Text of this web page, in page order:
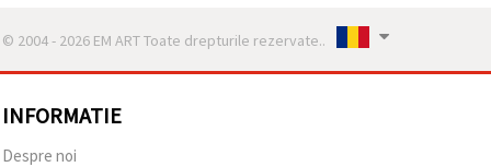
© 2004 - 2026 EM ART Toate drepturile rezervate..
INFORMATIE
Despre noi